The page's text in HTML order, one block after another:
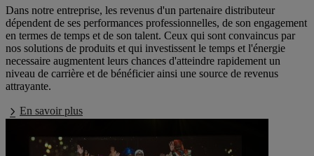
Dans notre entreprise, les revenus d'un partenaire distributeur
dépendent de ses performances professionnelles, de son engagement
en termes de temps et de son talent. Ceux qui sont convaincus par
nos solutions de produits et qui investissent le temps et l'énergie
necessaire augmentent leurs chances d'atteindre rapidement un
niveau de carrière et de bénéficier ainsi une source de revenus
attrayante.
En savoir plus